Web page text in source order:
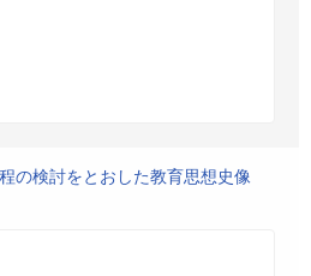
の検討をとおした教育思想史像